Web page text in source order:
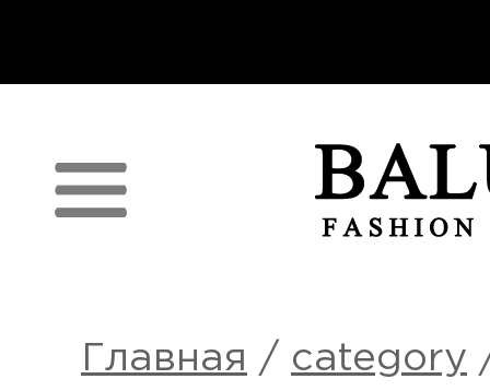
Главная / category